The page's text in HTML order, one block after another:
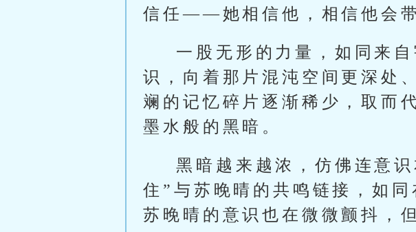
信任——她相信他，相信他会
一股无形的力量，如同来
识，向着那片混沌空间更深处
斓的记忆碎片逐渐稀少，取而
墨水般的黑暗。
黑暗越来越浓，仿佛连意
住”与苏晚晴的共鸣链接，如
苏晚晴的意识也在微微颤抖，